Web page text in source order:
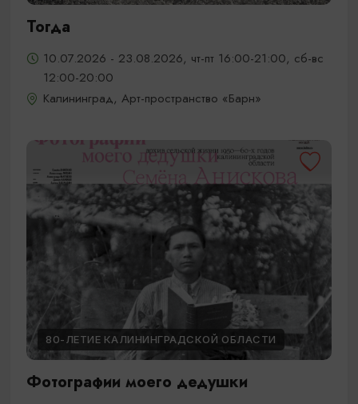
Тогда
10.07.2026 - 23.08.2026, чт-пт 16:00-21:00, сб-вс
12:00-20:00
Калининград, Арт-пространство «Барн»
80-ЛЕТИЕ КАЛИНИНГРАДСКОЙ ОБЛАСТИ
Фотографии моего дедушки